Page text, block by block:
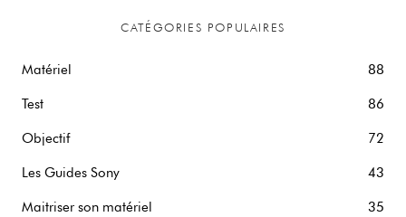
CATÉGORIES POPULAIRES
Matériel 88
Test 86
Objectif 72
Les Guides Sony 43
Maitriser son matériel 35